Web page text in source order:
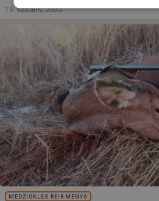
15. vasaris, 2022
MEDŽIOKLĖS REIKMENYS